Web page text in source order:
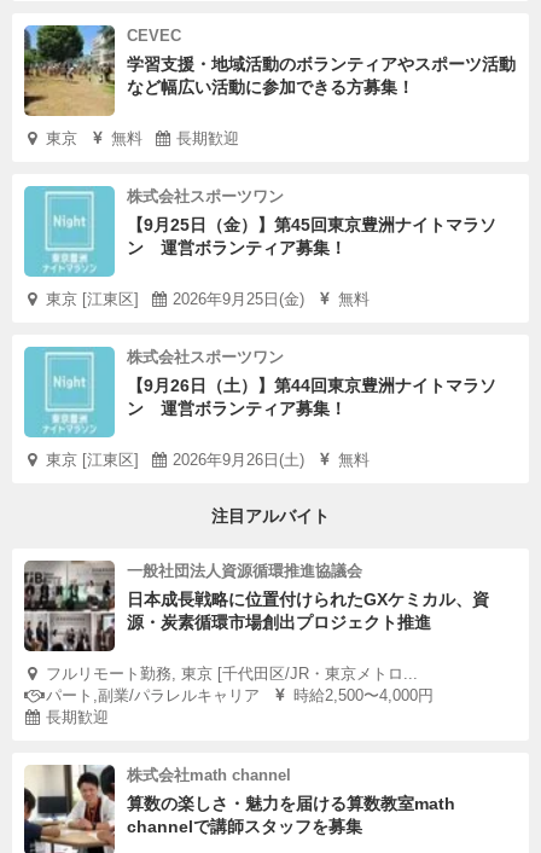
CEVEC
学習支援・地域活動のボランティアやスポーツ活動
など幅広い活動に参加できる方募集！
東京 無料 長期歓迎
株式会社スポーツワン
【9月25日（金）】第45回東京豊洲ナイトマラソ
ン 運営ボランティア募集！
東京 [江東区] 2026年9月25日(金) 無料
株式会社スポーツワン
【9月26日（土）】第44回東京豊洲ナイトマラソ
ン 運営ボランティア募集！
東京 [江東区] 2026年9月26日(土) 無料
注目アルバイト
一般社団法人資源循環推進協議会
日本成長戦略に位置付けられたGXケミカル、資
源・炭素循環市場創出プロジェクト推進
フルリモート勤務, 東京 [千代田区/JR・東京メトロ...
パート,副業/パラレルキャリア
時給2,500〜4,000円
長期歓迎
株式会社math channel
算数の楽しさ・魅力を届ける算数教室math
channelで講師スタッフを募集